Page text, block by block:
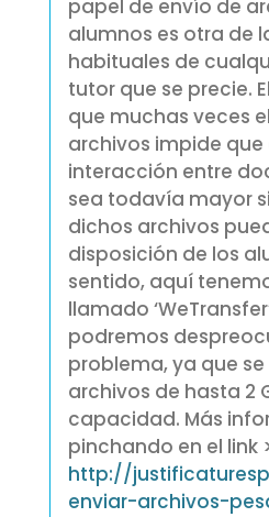
papel de envío de
alumnos es otra de
habituales de
tutor que se precie.
que muchas veces
archivos impide
interacción entre
sea todavía mayor
dichos archivos
disposición de los
sentido, aquí
llamado
podremos
problema, ya que
archivos de hasta 2
capacidad. Más
pinchando en el link
http://
enviar-archivos-